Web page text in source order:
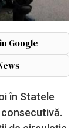
Google
în Statele